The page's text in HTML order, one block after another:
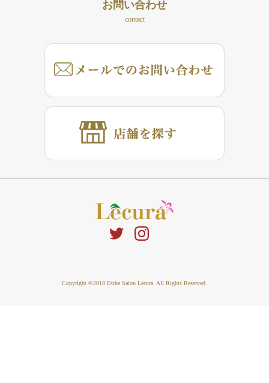
お問い合わせ
contact
Copyright ©2018 Esthe Salon Lecura. All Rights Reserved.